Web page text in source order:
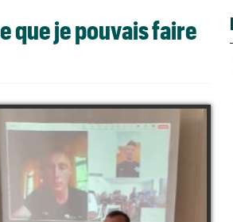
que je pouvais faire